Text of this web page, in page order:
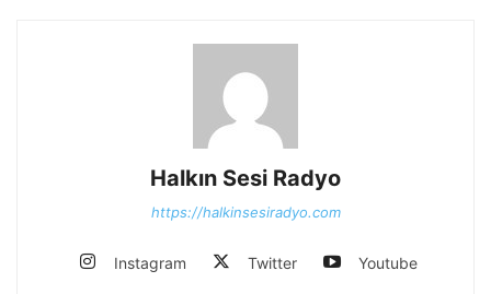
Halkın Sesi Radyo
https://halkinsesiradyo.com
Instagram Twitter Youtube